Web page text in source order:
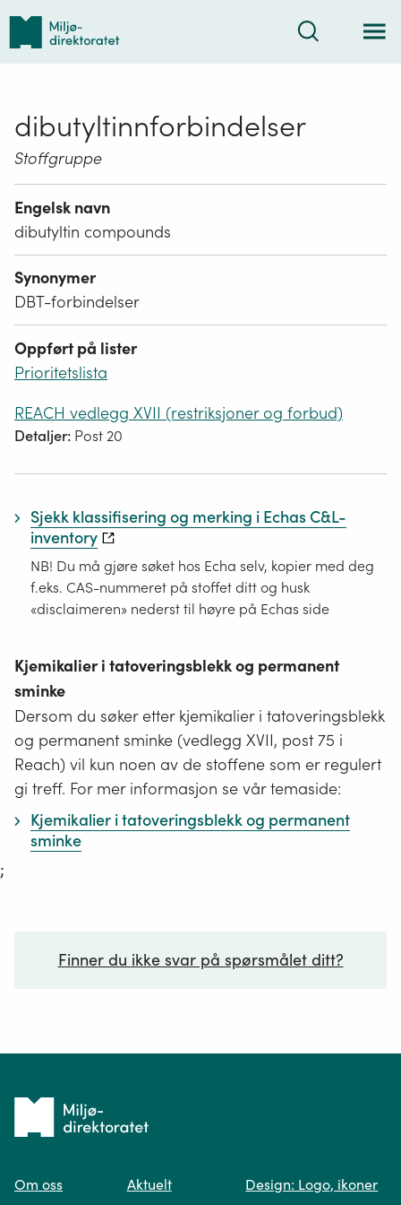
Tilbake
forsiden
Søk
dibutyltinnforbindelser
Stoffgruppe
Engelsk navn
dibutyltin compounds
Synonymer
DBT-forbindelser
Oppført på lister
Prioritetslista
REACH vedlegg XVII (restriksjoner og forbud)
Detaljer: Post 20
Sjekk klassifisering og merking i Echas C&L-
inventory
NB! Du må gjøre søket hos Echa selv, kopier med deg
f.eks. CAS-nummeret på stoffet ditt og husk
«disclaimeren» nederst til høyre på Echas side
Kjemikalier i tatoveringsblekk og permanent
sminke
Dersom du søker etter kjemikalier i tatoveringsblekk
og permanent sminke (vedlegg XVII, post 75 i
Reach) vil kun noen av de stoffene som er regulert
gi treff. For mer informasjon se vår temaside:
Kjemikalier i tatoveringsblekk og permanent
sminke
;
Finner du ikke svar på spørsmålet ditt?
Spør oss
Tilbake
forsiden
Om oss Aktuelt Design: Logo, ikoner